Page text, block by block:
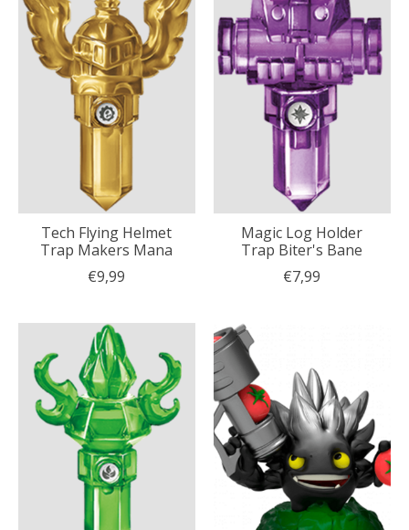
Tech Flying Helmet
Trap Makers Mana
€9,99
Magic Log Holder
Trap Biter's Bane
€7,99